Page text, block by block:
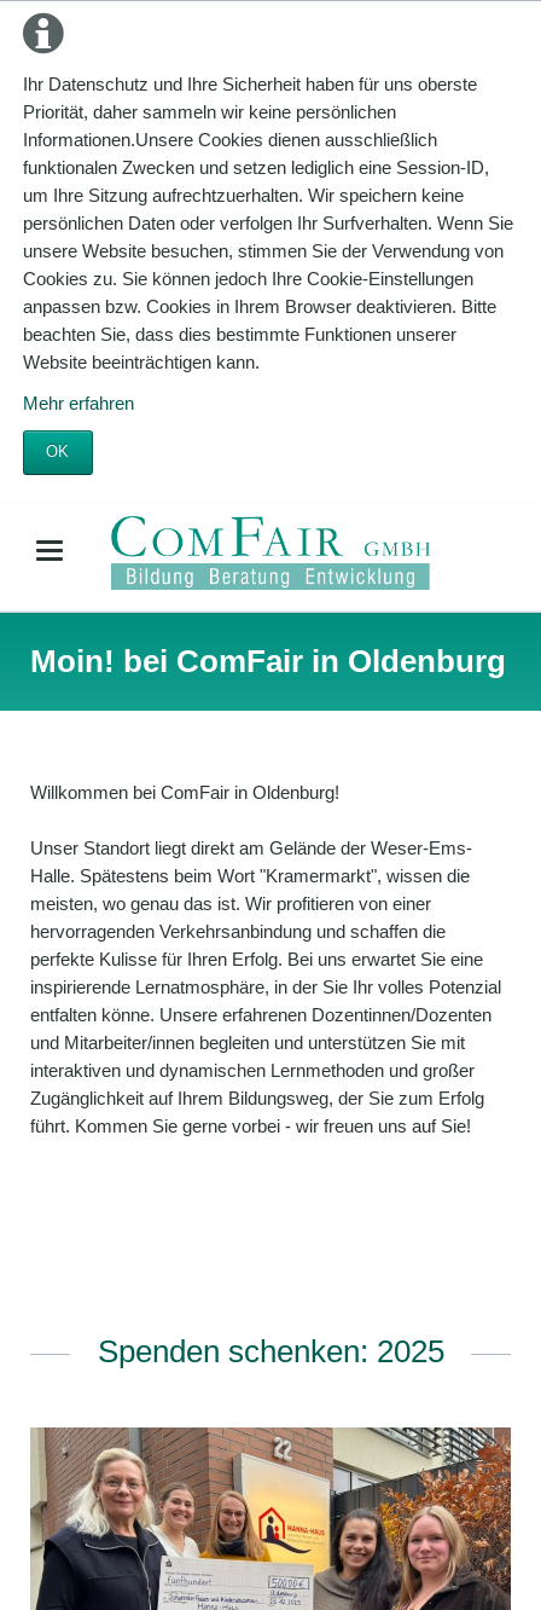
Ihr Datenschutz und Ihre Sicherheit haben für uns oberste
Priorität, daher sammeln wir keine persönlichen
Informationen.Unsere Cookies dienen ausschließlich
funktionalen Zwecken und setzen lediglich eine Session-ID,
um Ihre Sitzung aufrechtzuerhalten. Wir speichern keine
persönlichen Daten oder verfolgen Ihr Surfverhalten. Wenn Sie
unsere Website besuchen, stimmen Sie der Verwendung von
Cookies zu. Sie können jedoch Ihre Cookie-Einstellungen
anpassen bzw. Cookies in Ihrem Browser deaktivieren. Bitte
beachten Sie, dass dies bestimmte Funktionen unserer
Website beeinträchtigen kann.
Mehr erfahren
OK
Moin! bei ComFair in Oldenburg
Willkommen bei ComFair in Oldenburg!
Unser Standort liegt direkt am Gelände der Weser-Ems-
Halle. Spätestens beim Wort "Kramermarkt", wissen die
meisten, wo genau das ist. Wir profitieren von einer
hervorragenden Verkehrsanbindung und schaffen die
perfekte Kulisse für Ihren Erfolg. Bei uns erwartet Sie eine
inspirierende Lernatmosphäre, in der Sie Ihr volles Potenzial
entfalten könne. Unsere erfahrenen Dozentinnen/Dozenten
und Mitarbeiter/innen begleiten und unterstützen Sie mit
interaktiven und dynamischen Lernmethoden und großer
Zugänglichkeit auf Ihrem Bildungsweg, der Sie zum Erfolg
führt. Kommen Sie gerne vorbei - wir freuen uns auf Sie!
Spenden schenken: 2025